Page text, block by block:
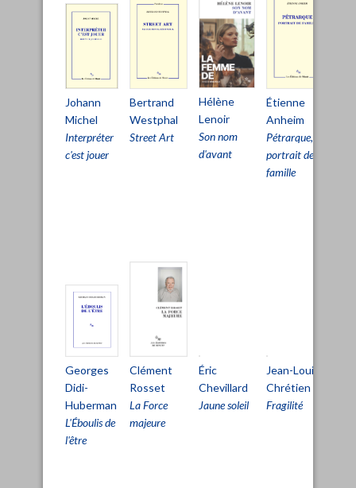
Johann
Michel
Interpréter
c'est jouer
Bertrand
Westphal
Street Art
Hélène
Lenoir
Son nom
d'avant
Étienne
Anheim
Pétrarque,
portrait de
famille
Georges
Didi-
Huberman
L'Éboulis de
l'être
Clément
Rosset
La Force
majeure
Éric
Chevillard
Jaune soleil
Jean-Louis
Chrétien
Fragilité